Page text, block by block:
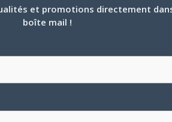
et promotions directement
boîte mail !